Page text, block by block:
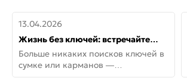
13.04.2026
Жизнь без ключей: встречайте
новую дверь СИТИ ИНТЕГРА
АйКью!
Больше никаких поисков ключей в
сумке или карманов —
представляем СИТИ ИНТЕГРА